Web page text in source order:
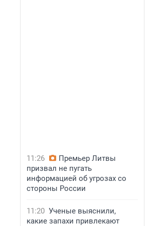
11:26
Премьер Литвы
призвал не пугать
информацией об угрозах со
стороны России
11:20 Ученые выяснили,
какие запахи привлекают